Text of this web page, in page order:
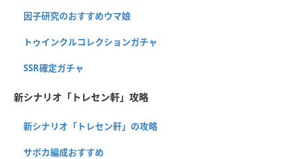
因子研究のおすすめウマ娘
トゥインクルコレクションガチャ
SSR確定ガチャ
新シナリオ「トレセン軒」攻略
新シナリオ「トレセン軒」の攻略
サポカ編成おすすめ